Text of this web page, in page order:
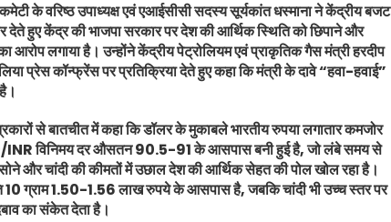
के वरिष्ठ उपाध्यक्ष एवं एआईसीसी सदस्य सूर्यकांत धस्माना ने केंद्रीय बजट
हुए केंद्र की भाजपा सरकार पर देश की आर्थिक स्थिति को छिपाने और
लगाया है। उन्होंने केंद्रीय पेट्रोलियम एवं प्राकृतिक गैस मंत्री हरदीप
प्रेस कॉन्फ्रेंस पर प्रतिक्रिया देते हुए कहा कि मंत्री के दावे “हवा-हवाई”
से बातचीत में कहा कि डॉलर के मुकाबले भारतीय रुपया लगातार कमजोर
INR विनिमय दर औसतन 90.5-91 के आसपास बनी हुई है, जो लंबे समय से
और चांदी की कीमतों में उछाल देश की आर्थिक सेहत की पोल खोल रहा है।
10 ग्राम 1.50-1.56 लाख रुपये के आसपास है, जबकि चांदी भी उच्च स्तर पर
का संकेत देता है।